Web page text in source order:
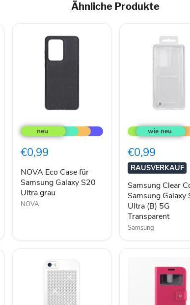
Ähnliche Produkte
Eco
Case
Samsung
S20
Ultra
grau
€0,99
NOVA Eco Case für
Samsung Galaxy S20
Ultra grau
NOVA
Clear
Cover
Galaxy
S20
Ultra
(B)
5G
Transparent
€0,99
RAUSVERKAUF
Samsung Clear
Samsung Galaxy
Ultra (B) 5G
Transparent
Samsung